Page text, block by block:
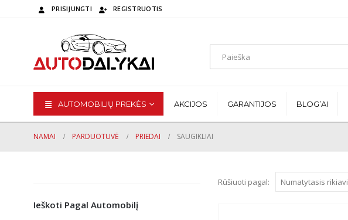
PRISIJUNGTI REGISTRUOTIS
AUTOMOBILIŲ PREKĖS AKCIJOS GARANTIJOS BLOG’AI
NAMAI PARDUOTUVĖ PRIEDAI SAUGIKLIAI
Rūšiuoti pagal:
Ieškoti Pagal Automobilį